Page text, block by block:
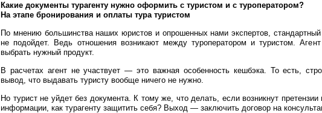
Какие документы турагенту нужно оформить с туристом и с туроператором?
На этапе бронирования и оплаты тура туристом
По мнению большинства наших юристов и опрошенных нами экспертов, стандартный
не подойдет. Ведь отношения возникают между туроператором и туристом. Агент
выбрать нужный продукт.
В расчетах агент не участвует — это важная особенность кешбэка. То есть,
вывод, что выдавать туристу вообще ничего не нужно.
Но турист не уйдет без документа. К тому же, что делать, если возникнут
информации, как турагенту защитить себя? Выход — заключить договор на